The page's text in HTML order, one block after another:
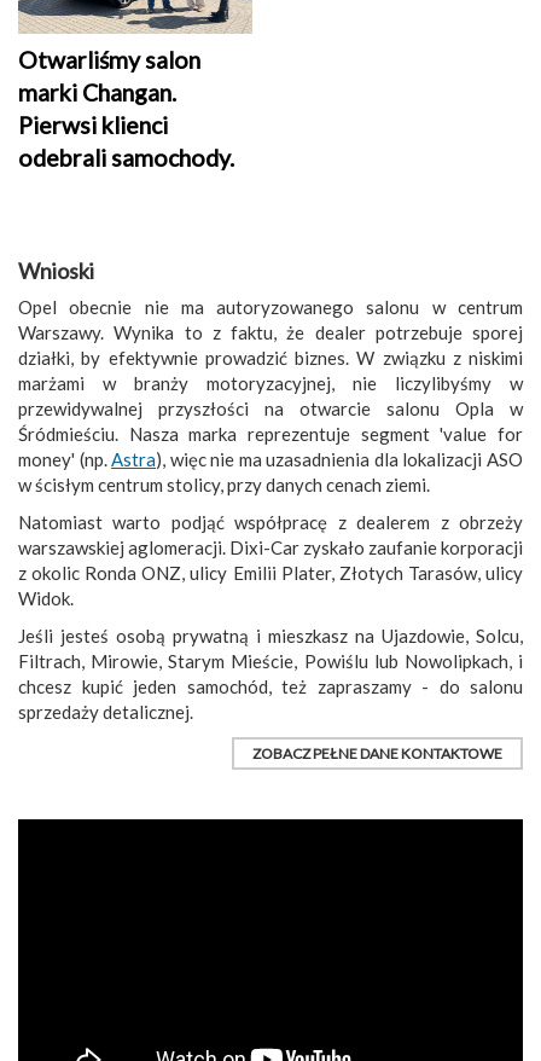
Otwarliśmy salon
marki Changan.
Pierwsi klienci
odebrali samochody.
Wnioski
Opel obecnie nie ma autoryzowanego salonu w centrum
Warszawy. Wynika to z faktu, że dealer potrzebuje sporej
działki, by efektywnie prowadzić biznes. W związku z niskimi
marżami w branży motoryzacyjnej, nie liczylibyśmy w
przewidywalnej przyszłości na otwarcie salonu Opla w
Śródmieściu. Nasza marka reprezentuje segment 'value for
money' (np.Astra), więc nie ma uzasadnienia dla lokalizacji ASO
w ścisłym centrum stolicy, przy danych cenach ziemi.
Natomiast warto podjąć współpracę z dealerem z obrzeży
warszawskiej aglomeracji. Dixi-Car zyskało zaufanie korporacji
z okolic Ronda ONZ, ulicy Emilii Plater, Złotych Tarasów, ulicy
Widok.
Jeśli jesteś osobą prywatną i mieszkasz na Ujazdowie, Solcu,
Filtrach, Mirowie, Starym Mieście, Powiślu lub Nowolipkach, i
chcesz kupić jeden samochód, też zapraszamy - do salonu
sprzedaży detalicznej.
ZOBACZ PEŁNE DANE KONTAKTOWE